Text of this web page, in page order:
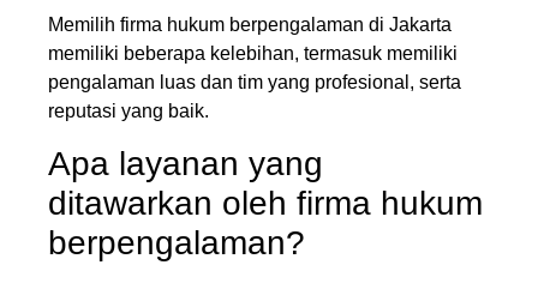
Memilih firma hukum berpengalaman di Jakarta
memiliki beberapa kelebihan, termasuk memiliki
pengalaman luas dan tim yang profesional, serta
reputasi yang baik.
Apa layanan yang
ditawarkan oleh firma hukum
berpengalaman?